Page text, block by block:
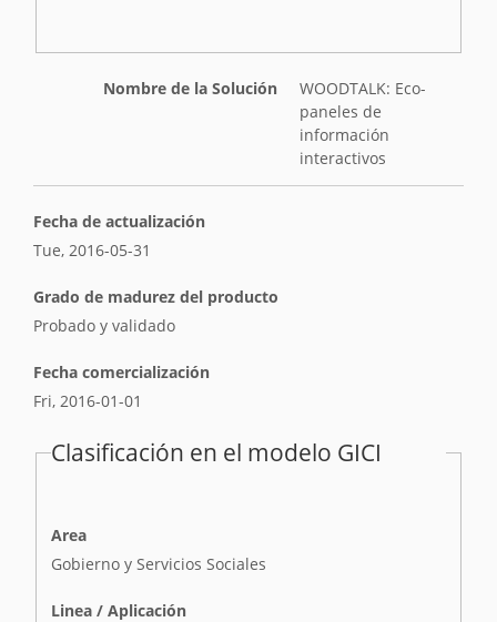
Nombre de la Solución
WOODTALK: Eco-
paneles de
información
interactivos
Fecha de actualización
Tue, 2016-05-31
Grado de madurez del producto
Probado y validado
Fecha comercialización
Fri, 2016-01-01
Clasificación en el modelo GICI
Area
Gobierno y Servicios Sociales
Linea / Aplicación